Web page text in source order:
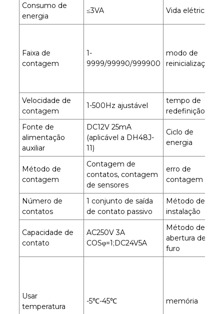
Consumo de
energia
≤3VA Vida elétrica
Faixa de
contagem
1-
9999/99990/999900
modo de
reinicialização
Velocidade de
contagem
1-500Hz ajustável
tempo de
redefinição
Fonte de
alimentação
auxiliar
DC12V 25mA
(aplicável a DH48J-
11)
Ciclo de
energia
Método de
contagem
Contagem de
contatos, contagem
de sensores
erro de
contagem
Número de
contatos
1 conjunto de saída
de contato passivo
Método de
instalação
Capacidade de
contato
AC250V 3A
COSφ=1;DC24V5A
Método de
abertura de
furo
Usar
temperatura
-5℃-45℃ memória